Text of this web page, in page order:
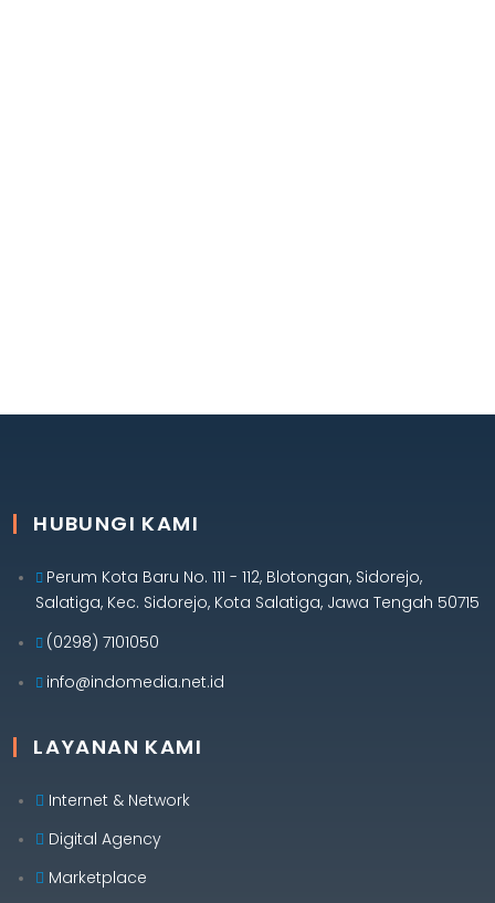
HUBUNGI KAMI
Perum Kota Baru No. 111 - 112, Blotongan, Sidorejo,
Salatiga, Kec. Sidorejo, Kota Salatiga, Jawa Tengah 50715
(0298) 7101050
info@indomedia.net.id
LAYANAN KAMI
Internet & Network
Digital Agency
Marketplace